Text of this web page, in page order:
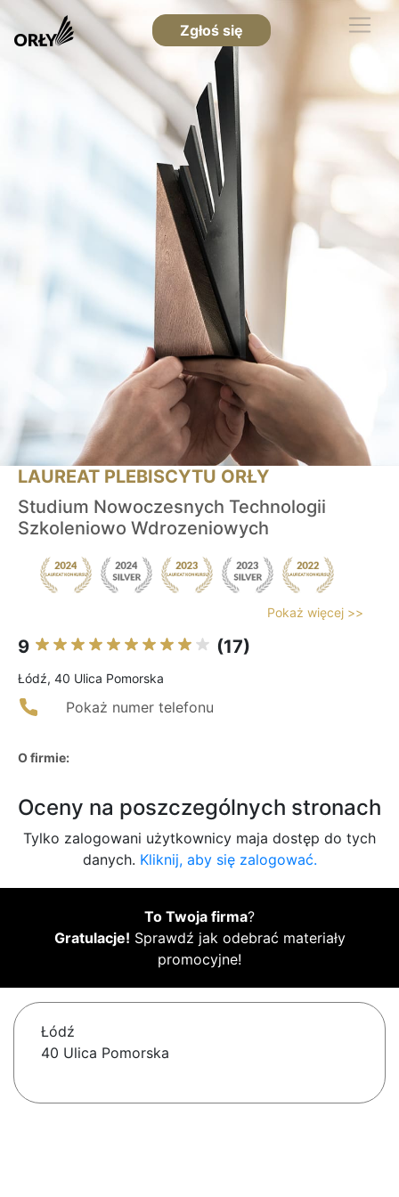
Zgłoś się
LAUREAT PLEBISCYTU ORŁY
Studium Nowoczesnych Technologii
Szkoleniowo Wdrozeniowych
Pokaż więcej >>
9 (17)
Łódź, 40 Ulica Pomorska
Pokaż numer telefonu
O firmie:
Oceny na poszczególnych stronach
Tylko zalogowani użytkownicy maja dostęp do tych
danych. Kliknij, aby się zalogować.
To Twoja firma?
Gratulacje! Sprawdź jak odebrać materiały
promocyjne!
Łódź
40 Ulica Pomorska